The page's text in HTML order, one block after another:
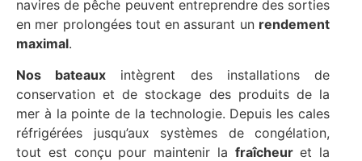
navires de pêche peuvent entreprendre des sorties
en mer prolongées tout en assurant un rendement
maximal.
Nos bateaux intègrent des installations de
conservation et de stockage des produits de la
mer à la pointe de la technologie. Depuis les cales
réfrigérées jusqu’aux systèmes de congélation,
tout est conçu pour maintenir la fraîcheuret la